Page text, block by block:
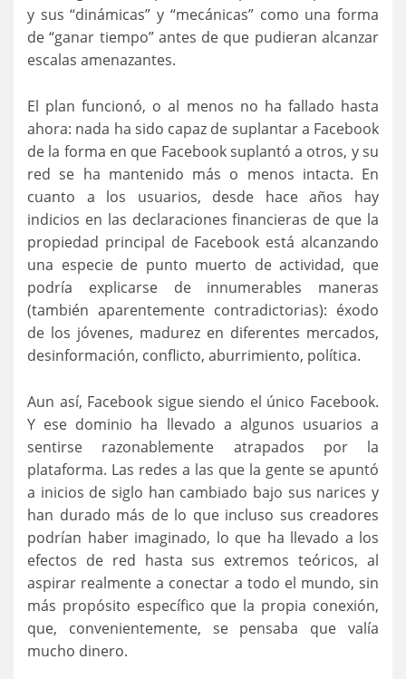
y sus “dinámicas” y “mecánicas” como una forma
de “ganar tiempo” antes de que pudieran alcanzar
escalas amenazantes.
El plan funcionó, o al menos no ha fallado hasta
ahora: nada ha sido capaz de suplantar a Facebook
de la forma en que Facebook suplantó a otros, y su
red se ha mantenido más o menos intacta. En
cuanto a los usuarios, desde hace años hay
indicios en las declaraciones financieras de que la
propiedad principal de Facebook está alcanzando
una especie de punto muerto de actividad, que
podría explicarse de innumerables maneras
(también aparentemente contradictorias): éxodo
de los jóvenes, madurez en diferentes mercados,
desinformación, conflicto, aburrimiento, política.
Aun así, Facebook sigue siendo el único Facebook.
Y ese dominio ha llevado a algunos usuarios a
sentirse razonablemente atrapados por la
plataforma. Las redes a las que la gente se apuntó
a inicios de siglo han cambiado bajo sus narices y
han durado más de lo que incluso sus creadores
podrían haber imaginado, lo que ha llevado a los
efectos de red hasta sus extremos teóricos, al
aspirar realmente a conectar a todo el mundo, sin
más propósito específico que la propia conexión,
que, convenientemente, se pensaba que valía
mucho dinero.